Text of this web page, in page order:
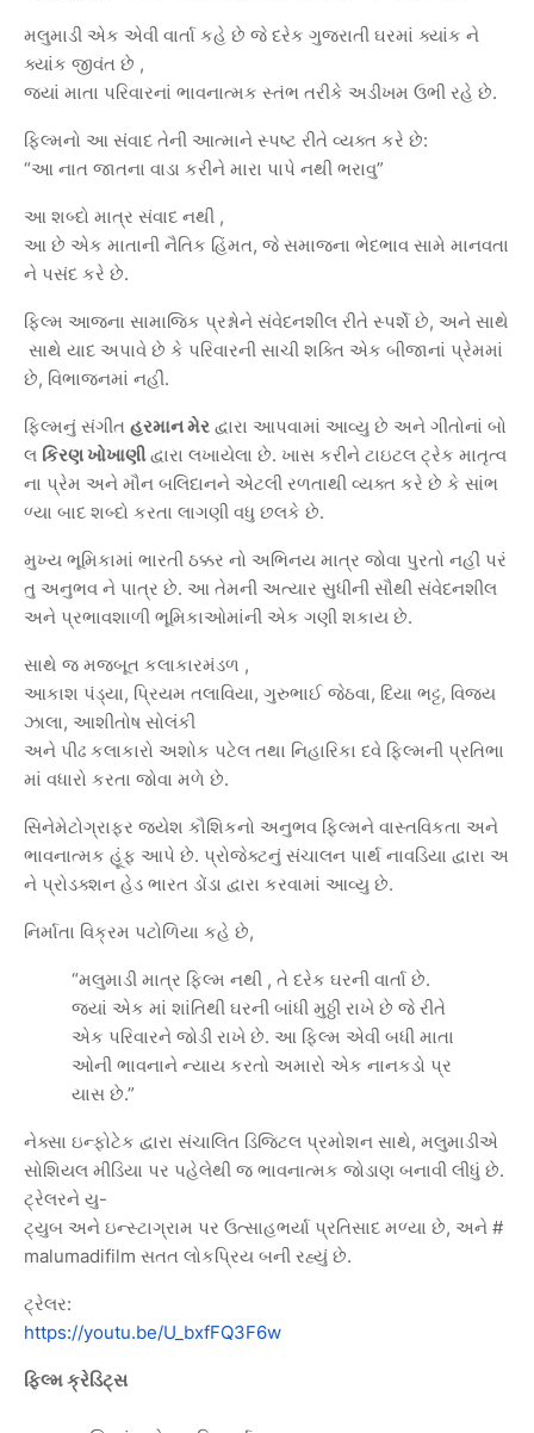
મલુમાડી એક એવી વાર્તા કહે છે જે દરેક ગુજરાતી ઘરમાં ક્યાંક ને
ક્યાંક જીવંત છે ,
જ્યાં માતા પરિવારનાં ભાવનાત્મક સ્તંભ તરીકે અડીખમ ઉભી રહે છે.
ફિલ્મનો આ સંવાદ તેની આત્માને સ્પષ્ટ રીતે વ્યક્ત કરે છે:
“આ નાત જાતના વાડા કરીને મારા પાપે નથી ભરાવુ”
આ શબ્દો માત્ર સંવાદ નથી ,
આ છે એક માતાની નૈતિક હિંમત, જે સમાજના ભેદભાવ સામે માનવતા
ને પસંદ કરે છે.
ફિલ્મ આજના સામાજિક પ્રશ્નોને સંવેદનશીલ રીતે સ્પર્શે છે, અને સાથે
સાથે યાદ અપાવે છે કે પરિવારની સાચી શક્તિ એક બીજાનાં પ્રેમમાં
છે, વિભાજનમાં નહીં.
ફિલ્મનું સંગીત હરમાનમેર દ્વારા આપવામાં આવ્યુ છે અને ગીતોનાં બો
લ કિરણખોખાણી દ્વારા લખાયેલા છે. ખાસ કરીને ટાઇટલ ટ્રેક માતૃત્વ
ના પ્રેમ અને મૌન બલિદાનને એટલી રળતાથી વ્યક્ત કરે છે કે સાંભ
ળ્યા બાદ શબ્દો કરતા લાગણી વધુ છલકે છે.
મુખ્ય ભૂમિકામાં ભારતી ઠક્કર નો અભિનય માત્ર જોવા પુરતો નહીં પરં
તુ અનુભવ ને પાત્ર છે. આ તેમની અત્યાર સુધીની સૌથી સંવેદનશીલ
અને પ્રભાવશાળી ભૂમિકાઓમાંની એક ગણી શકાય છે.
સાથે જ મજબૂત કલાકારમંડળ ,
આકાશ પંડ્યા, પ્રિયમ તલાવિયા, ગુરુભાઈ જેઠવા, દિયા ભટ્ટ, વિજય
ઝાલા, આશીતોષ સોલંકી
અને પીઢ કલાકારો અશોક પટેલ તથા નિહારિકા દવે ફિલ્મની પ્રતિભા
માં વધારો કરતા જોવા મળે છે.
સિનેમેટોગ્રાફર જયેશ કૌશિકનો અનુભવ ફિલ્મને વાસ્તવિકતા અને
ભાવનાત્મક હૂંફ આપે છે. પ્રોજેક્ટનું સંચાલન પાર્થ નાવડિયા દ્વારા અ
ને પ્રોડક્શન હેડ ભારત ડોંડા દ્વારા કરવામાં આવ્યુ છે.
નિર્માતા વિક્રમ પટોળિયા કહે છે,
“મલુમાડી માત્ર ફિલ્મ નથી , તે દરેક ઘરની વાર્તા છે.
જ્યાં એક માં શાંતિથી ઘરની બાંધી મુઠ્ઠી રાખે છે જે રીતે
એક પરિવારને જોડી રાખે છે. આ ફિલ્મ એવી બધી માતા
ઓની ભાવનાને ન્યાય કરતો અમારો એક નાનકડો પ્ર
યાસ છે.”
નેક્સા ઇન્ફોટેક દ્વારા સંચાલિત ડિજિટલ પ્રમોશન સાથે, મલુમાડીએ
સોશિયલ મીડિયા પર પહેલેથી જ ભાવનાત્મક જોડાણ બનાવી લીધું છે.
ટ્રેલરને યુ-
ટ્યુબ અને ઇન્સ્ટાગ્રામ પર ઉત્સાહભર્યા પ્રતિસાદ મળ્યા છે, અને #
malumadifilm સતત લોકપ્રિય બની રહ્યું છે.
ટ્રેલર:
https://youtu.be/U_bxfFQ3F6w
ફિલ્મક્રેડિટ્સ